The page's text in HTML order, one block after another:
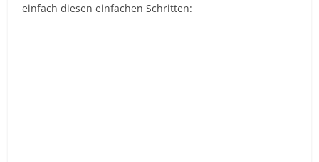
einfach diesen einfachen Schritten: